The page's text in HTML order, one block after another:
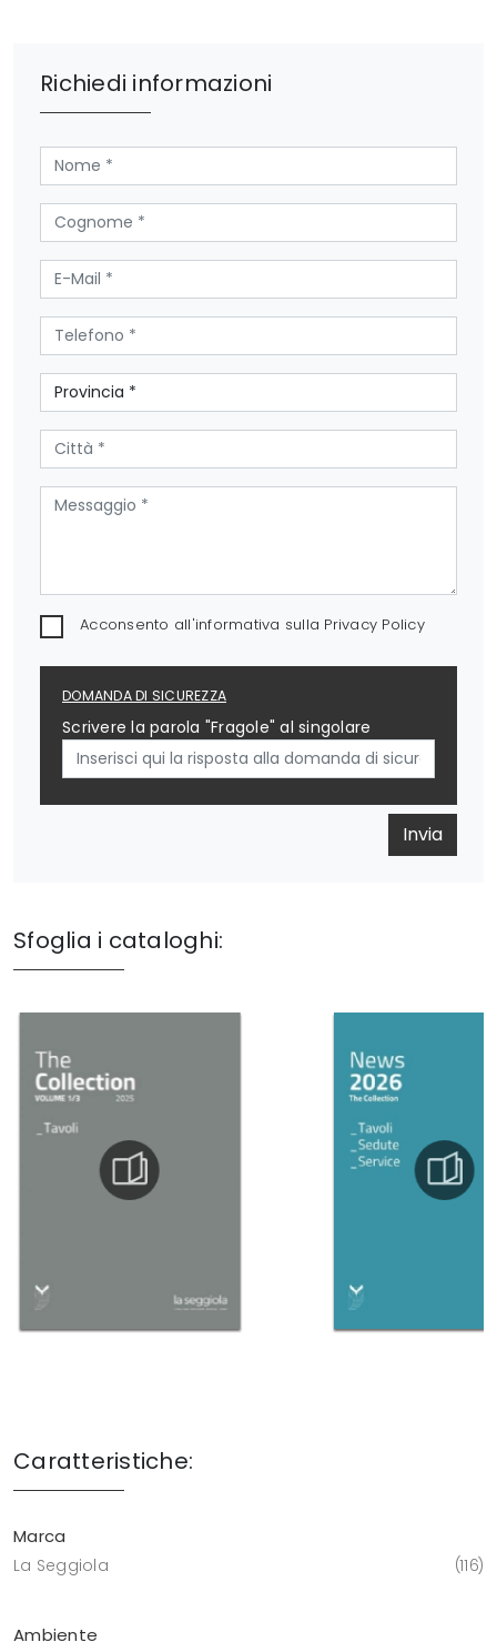
Richiedi informazioni
Acconsento all'informativa sulla Privacy Policy
DOMANDA DI SICUREZZA
Scrivere la parola "Fragole" al singolare
Invia
Sfoglia i cataloghi:
Caratteristiche:
Marca
La Seggiola 116
Ambiente